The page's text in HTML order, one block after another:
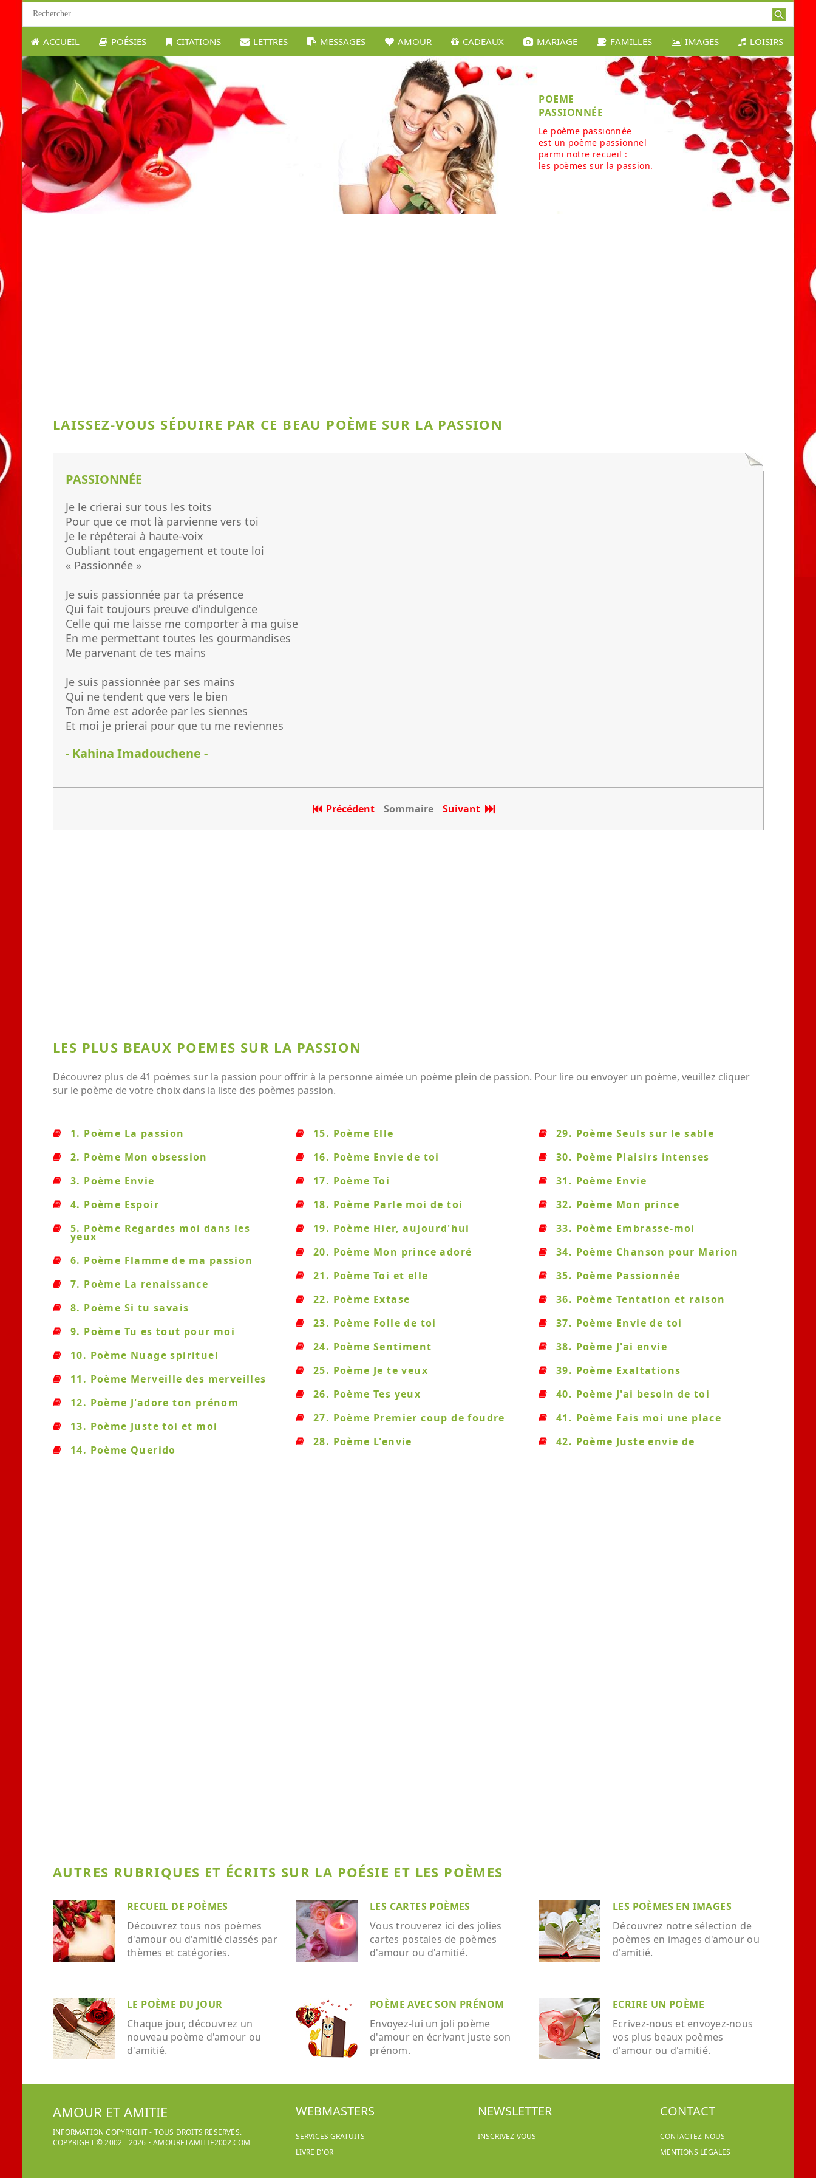
ACCUEIL POÉSIES CITATIONS LETTRES MESSAGES AMOUR CADEAUX MARIAGE FAMILLES IMAGES LOISIRS
POEME
PASSIONNÉE
Le poème passionnée
est un poème passionnel
parmi notre recueil :
les poèmes sur la passion.
LAISSEZ-VOUS SÉDUIRE PAR CE BEAU POÈME SUR LA PASSION
PASSIONNÉE
Je le crierai sur tous les toits
Pour que ce mot là parvienne vers toi
Je le répéterai à haute-voix
Oubliant tout engagement et toute loi
« Passionnée »
Je suis passionnée par ta présence
Qui fait toujours preuve d’indulgence
Celle qui me laisse me comporter à ma guise
En me permettant toutes les gourmandises
Me parvenant de tes mains
Je suis passionnée par ses mains
Qui ne tendent que vers le bien
Ton âme est adorée par les siennes
Et moi je prierai pour que tu me reviennes
- Kahina Imadouchene -
Précédent Sommaire Suivant
LES PLUS BEAUX POEMES SUR LA PASSION
Découvrez plus de 41 poèmes sur la passion pour offrir à la personne aimée un poème plein de passion. Pour lire ou envoyer un poème, veuillez cliquer
sur le poème de votre choix dans la liste des poèmes passion.
1. Poème La passion
2. Poème Mon obsession
3. Poème Envie
4. Poème Espoir
5. Poème Regardes moi dans les
yeux
6. Poème Flamme de ma passion
7. Poème La renaissance
8. Poème Si tu savais
9. Poème Tu es tout pour moi
10. Poème Nuage spirituel
11. Poème Merveille des merveilles
12. Poème J'adore ton prénom
13. Poème Juste toi et moi
14. Poème Querido
15. Poème Elle
16. Poème Envie de toi
17. Poème Toi
18. Poème Parle moi de toi
19. Poème Hier, aujourd'hui
20. Poème Mon prince adoré
21. Poème Toi et elle
22. Poème Extase
23. Poème Folle de toi
24. Poème Sentiment
25. Poème Je te veux
26. Poème Tes yeux
27. Poème Premier coup de foudre
28. Poème L'envie
29. Poème Seuls sur le sable
30. Poème Plaisirs intenses
31. Poème Envie
32. Poème Mon prince
33. Poème Embrasse-moi
34. Poème Chanson pour Marion
35. Poème Passionnée
36. Poème Tentation et raison
37. Poème Envie de toi
38. Poème J'ai envie
39. Poème Exaltations
40. Poème J'ai besoin de toi
41. Poème Fais moi une place
42. Poème Juste envie de
AUTRES RUBRIQUES ET ÉCRITS SUR LA POÉSIE ET LES POÈMES
RECUEIL DE POÈMES
Découvrez tous nos poèmes
d'amour ou d'amitié classés par
thèmes et catégories.
LES CARTES POÈMES
Vous trouverez ici des jolies
cartes postales de poèmes
d'amour ou d'amitié.
LES POÈMES EN IMAGES
Découvrez notre sélection de
poèmes en images d'amour ou
d'amitié.
LE POÈME DU JOUR
Chaque jour, découvrez un
nouveau poème d'amour ou
d'amitié.
POÈME AVEC SON PRÉNOM
Envoyez-lui un joli poème
d'amour en écrivant juste son
prénom.
ECRIRE UN POÈME
Ecrivez-nous et envoyez-nous
vos plus beaux poèmes
d'amour ou d'amitié.
AMOUR ET AMITIE
INFORMATION COPYRIGHT - TOUS DROITS RÉSERVÉS.
COPYRIGHT © 2002 - 2026 •AMOURETAMITIE2002.COM
WEBMASTERS
SERVICES GRATUITS
LIVRE D'OR
NEWSLETTER
INSCRIVEZ-VOUS
CONTACT
CONTACTEZ-NOUS
MENTIONS LÉGALES